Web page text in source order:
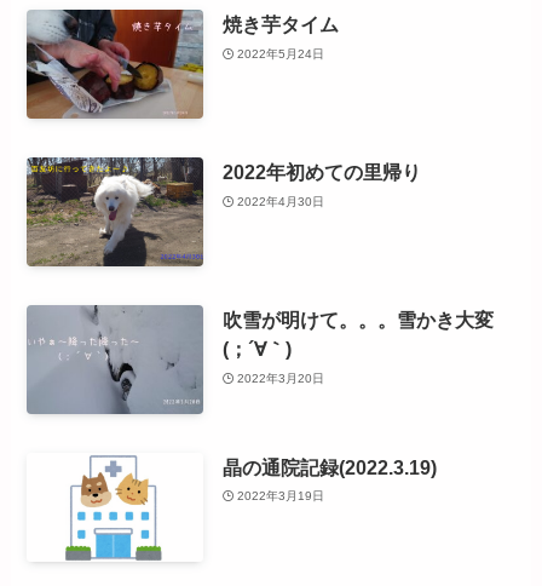
焼き芋タイム
2022年5月24日
2022年初めての里帰り
2022年4月30日
吹雪が明けて。。。雪かき大変
(；´∀｀)
2022年3月20日
晶の通院記録(2022.3.19)
2022年3月19日